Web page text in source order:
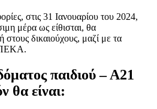
στις 31 Ιανουαρίου του 2024,
μέρα ως είθισται, θα
δικαιούχους, μαζί με τα
παιδιού – Α21
θα είναι: